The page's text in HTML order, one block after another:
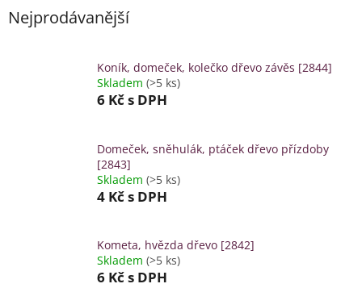
Nejprodávanější
Koník, domeček, kolečko dřevo závěs [2844]
Skladem (>5 ks)
6 Kčs DPH
Domeček, sněhulák, ptáček dřevo přízdoby
[2843]
Skladem (>5 ks)
4 Kčs DPH
Kometa, hvězda dřevo [2842]
Skladem (>5 ks)
6 Kčs DPH